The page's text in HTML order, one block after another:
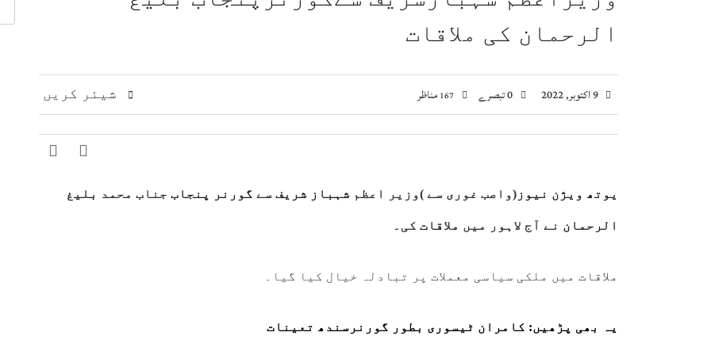
اسحاق ڈار کی شاہ عبداللہ سے ملاقات، فلسطین اور مشرق وسطیٰ پر اہم تبادلہ خیال
صومالی وزیر دفاع کا اعلیٰ عسکری قیادت سے ملاقات، دفاعی تعاون بڑھانے پر اتفاق
الرحمان کی ملاقات
شیئر کریں 9 اکتوبر, 2022 167مناظر
یوتھ ویژن نیوز (واصب غوری سے )وزیر اعظم شہباز شریف سے گورنر پنجاب جناب محمد بلیغ
الرحمان نے آج لاہور میں ملاقات کی۔
ملاقات میں ملکی سیاسی معملات پر تبادلہ خیال کیا گیا۔
یہ بھی پڑھیں: کامران ٹیسوری بطور گورنرسندھ تعینات